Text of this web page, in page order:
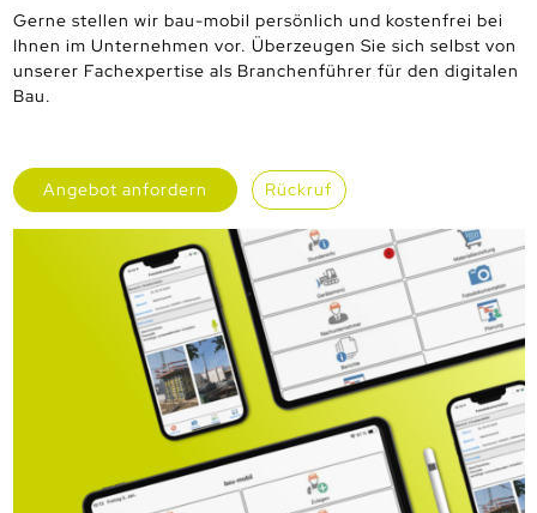
Gerne stellen wir bau-mobil persönlich und kostenfrei bei
Ihnen im Unternehmen vor. Überzeugen Sie sich selbst von
unserer Fachexpertise als Branchenführer für den digitalen
Bau.
Angebot anfordern Rückruf